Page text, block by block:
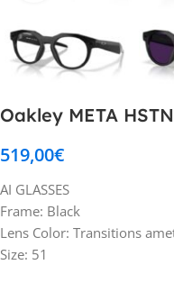
Oakley META
519,00€
AI GLASSES
Frame: Black
Lens Color: Transitions
Size: 51